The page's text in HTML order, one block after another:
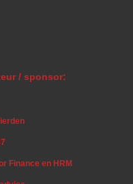
/ sponsor:
Finance en HRM